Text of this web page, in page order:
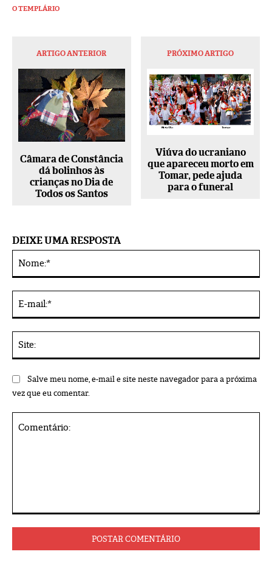
O TEMPLÁRIO
ARTIGO ANTERIOR
Câmara de Constância
dá bolinhos às
crianças no Dia de
Todos os Santos
PRÓXIMO ARTIGO
Viúva do ucraniano
que apareceu morto em
Tomar, pede ajuda
para o funeral
DEIXE UMA RESPOSTA
Salve meu nome, e-mail e site neste navegador para a próxima
vez que eu comentar.